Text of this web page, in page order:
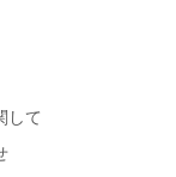
して